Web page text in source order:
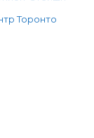
Торонто